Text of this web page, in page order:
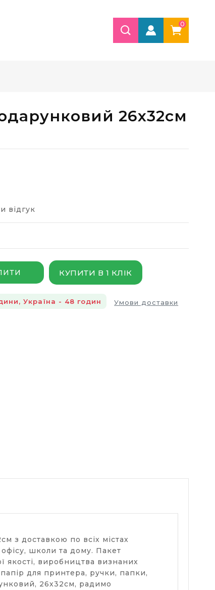
0
26х32см
відгук
КУПИТИ В 1 КЛІК
Україна - 48 годин Умови доставки
з доставкою по всіх містах
школи та дому. Пакет
якості, виробництва визнаних
для принтера, ручки, папки,
26х32см, радимо